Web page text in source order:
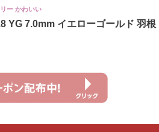
ー かわいい
YG 7.0mm イエローゴールド 羽根